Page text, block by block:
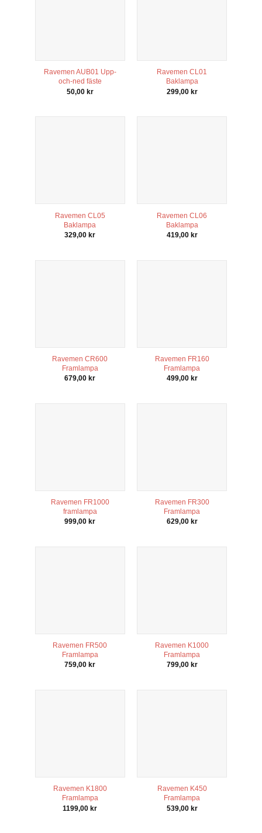
Ravemen AUB01 Upp-
och-ned fäste
50,00 kr
Ravemen CL01
Baklampa
299,00 kr
Ravemen CL05
Baklampa
329,00kr
Ravemen CL06
Baklampa
419,00 kr
Ravemen CR600
Framlampa
679,00 kr
Ravemen FR160
Framlampa
499,00 kr
Ravemen FR1000
framlampa
999,00 kr
Ravemen FR300
Framlampa
629,00 kr
Ravemen FR500
Framlampa
759,00 kr
Ravemen K1000
Framlampa
799,00 kr
Ravemen K1800
Framlampa
1199,00kr
Ravemen K450
Framlampa
539,00 kr